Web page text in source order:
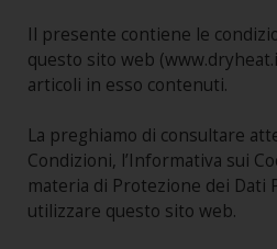
Sicurezza
Spedizioni e consegne
Servizio cambio taglia
Guida alle taglie
Il presente contiene le
questo sito web
articoli in esso contenuti.
La preghiamo di consultare
Condizioni, l’Informativa sui
materia di Protezione dei Dati
utilizzare questo sito web.